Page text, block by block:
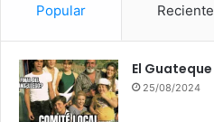
Popular Reciente
El Guateque
25/08/2024